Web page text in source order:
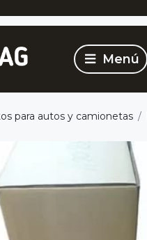
para autos y camionetas